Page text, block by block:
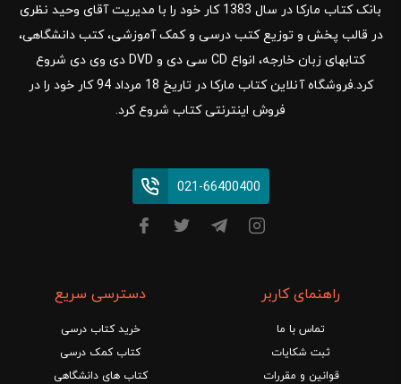
بانک کتاب مارکا در سال 1383 کار خود را با مدیریت آقای وحید نظری
در قالب پخش و توزیع کتب درسی و کمک آموزشی، کتب دانشگاهی،
کتابهای زبان خارجه، انواع CD سی دی و DVD دی وی دی شروع
کرد.فروشگاه آنلاین کتاب مارکا در تاریخ 18 مرداد 94 کار خود را در
فروش اینترنتی کتاب شروع کرد.
021-66400400
راهنمای کاربر
تماس با ما
ثبت شکایات
قوانین و مقررات
دسترسی سریع
خرید کتاب درسی
کتاب کمک درسی
کتاب های دانشگاهی